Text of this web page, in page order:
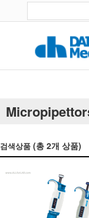
검색상품 (총 2개 상품)